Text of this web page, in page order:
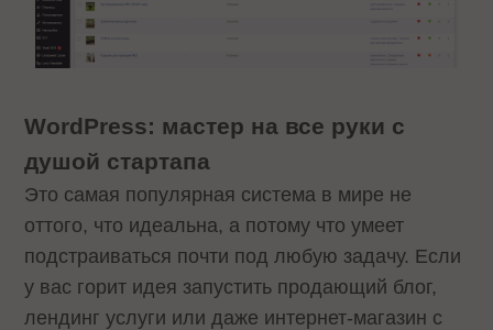
WordPress: мастер на все руки с
душой стартапа
Это самая популярная система в мире не
оттого, что идеальна, а потому что умеет
подстраиваться почти под любую задачу. Если
у вас горит идея запустить продающий блог,
лендинг услуги или даже интернет-магазин с